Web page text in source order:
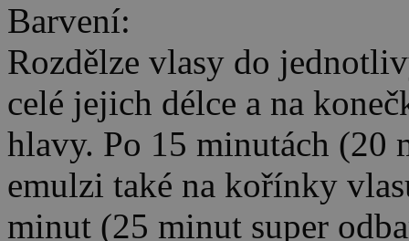
Barvení:
Rozdělze vlasy do
celé jejich délce a na
hlavy. Po 15 minutách (20
emulzi také na kořínky
minut (25 minut super